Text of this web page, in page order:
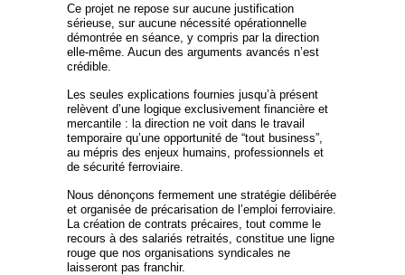
Ce projet ne repose sur aucune justification
sérieuse, sur aucune nécessité opérationnelle
démontrée en séance, y compris par la direction
elle-même. Aucun des arguments avancés n’est
crédible.
Les seules explications fournies jusqu’à présent
relèvent d’une logique exclusivement financière et
mercantile : la direction ne voit dans le travail
temporaire qu’une opportunité de “tout business”,
au mépris des enjeux humains, professionnels et
de sécurité ferroviaire.
Nous dénonçons fermement une stratégie délibérée
et organisée de précarisation de l’emploi ferroviaire.
La création de contrats précaires, tout comme le
recours à des salariés retraités, constitue une ligne
rouge que nos organisations syndicales ne
laisseront pas franchir.